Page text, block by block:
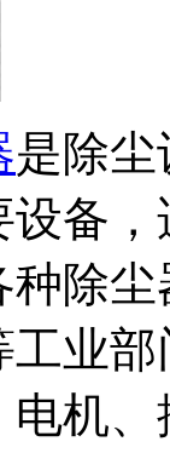
是除
备
除
业
机